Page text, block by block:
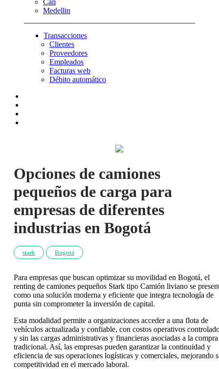
Cali
Medellin
Transacciones
Clientes
Proveedores
Empleados
Facturas web
Débito automático
Opciones de camiones
pequeños de carga para
empresas de diferentes
industrias en Bogotá
stark Bogotá
Para empresas que buscan optimizar su movilidad en Bogotá, el
renting de camiones pequeños Stark tipo Camión liviano se
como una solución moderna y eficiente que integra tecnología de
punta sin comprometer la inversión de capital.
Esta modalidad permite a organizaciones acceder a una flota de
vehículos actualizada y confiable, con costos operativos
y sin las cargas administrativas y financieras asociadas a la compra
tradicional. Así, las empresas pueden garantizar la continuidad y
eficiencia de sus operaciones logísticas y comerciales, mejorando
competitividad en el mercado laboral.